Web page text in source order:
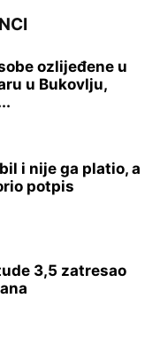
ozlijeđene u
u Bukovlju,
i nije ga platio, a
potpis
3,5 zatresao